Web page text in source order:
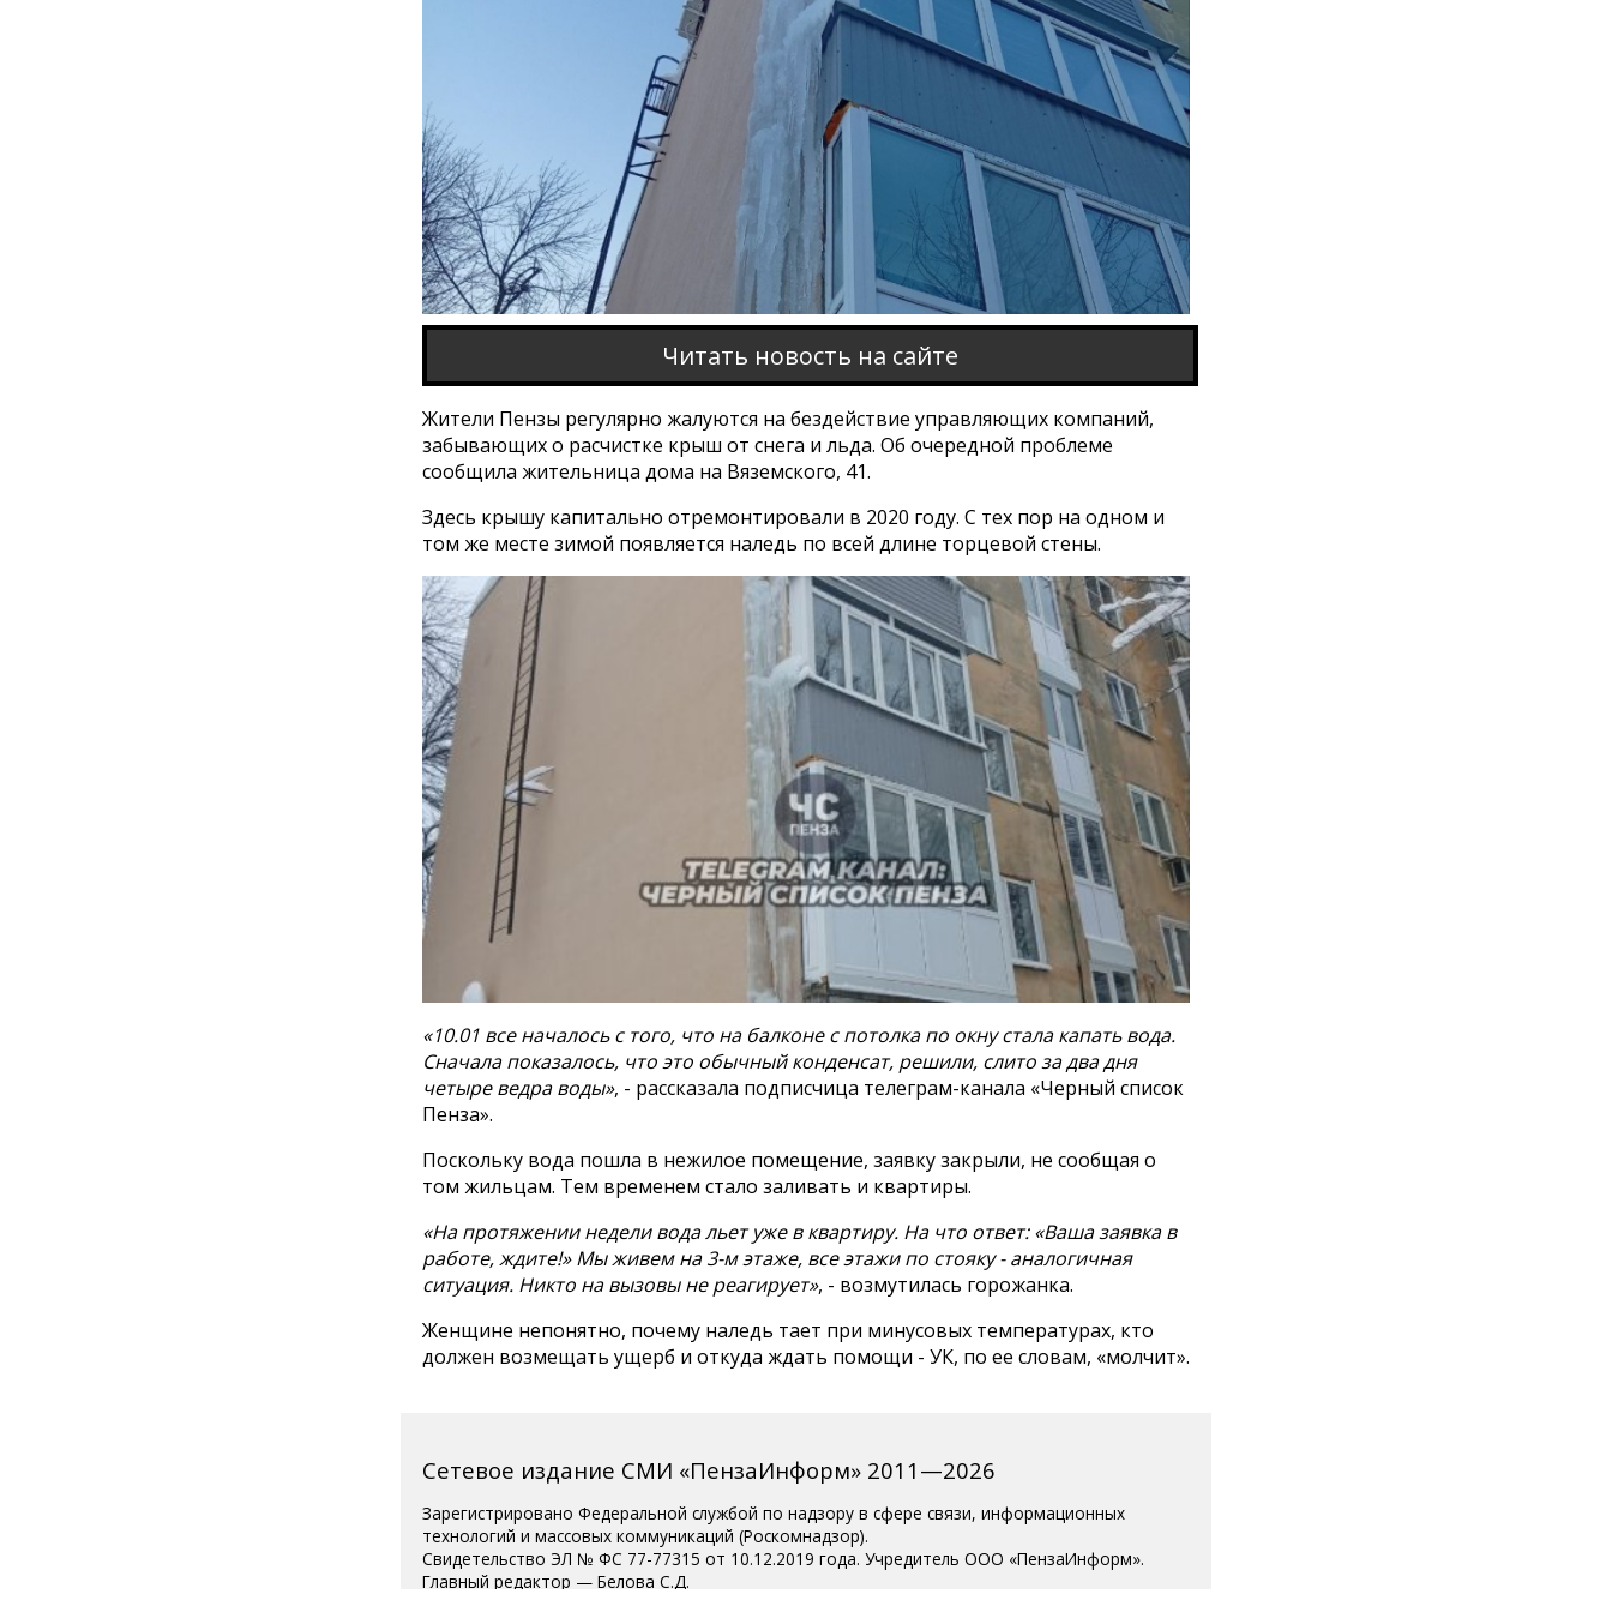
Читать новость на сайте
Жители Пензы регулярно жалуются на бездействие управляющих компаний,
забывающих о расчистке крыш от снега и льда. Об очередной проблеме
сообщила жительница дома на Вяземского, 41.
Здесь крышу капитально отремонтировали в 2020 году. С тех пор на одном и
том же месте зимой появляется наледь по всей длине торцевой стены.
«10.01 все началось с того, что на балконе с потолка по окну стала капать вода.
Сначала показалось, что это обычный конденсат, решили, слито за два дня
четыре ведра воды», - рассказала подписчица телеграм-канала «Черный список
Пенза».
Поскольку вода пошла в нежилое помещение, заявку закрыли, не сообщая о
том жильцам. Тем временем стало заливать и квартиры.
«На протяжении недели вода льет уже в квартиру. На что ответ: «Ваша заявка в
работе, ждите!» Мы живем на 3-м этаже, все этажи по стояку - аналогичная
ситуация. Никто на вызовы не реагирует», - возмутилась горожанка.
Женщине непонятно, почему наледь тает при минусовых температурах, кто
должен возмещать ущерб и откуда ждать помощи - УК, по ее словам, «молчит».
Сетевое издание СМИ «ПензаИнформ» 2011—2026
Зарегистрировано Федеральной службой по надзору в сфере связи, информационных
технологий и массовых коммуникаций (Роскомнадзор).
Свидетельство ЭЛ № ФС 77-77315 от 10.12.2019 года. Учредитель ООО «ПензаИнформ».
Главный редактор — Белова С.Д.